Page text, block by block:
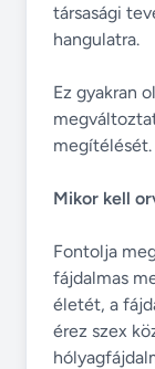
társasági
hangulatra.
Ez gyakran
megítélését.
Mikor kell
Fontolja
fájdalmas
életét, a
érez szex